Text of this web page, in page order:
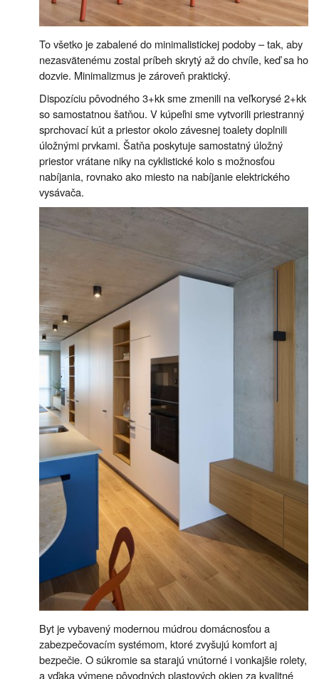
To všetko je zabalené do minimalistickej podoby – tak, aby
nezasvätenému zostal príbeh skrytý až do chvíle, keď sa ho
dozvie. Minimalizmus je zároveň praktický.
Dispozíciu pôvodného 3+kk sme zmenili na veľkorysé 2+kk
so samostatnou šatňou. V kúpeľni sme vytvorili priestranný
sprchovací kút a priestor okolo závesnej toalety doplnili
úložnými prvkami. Šatňa poskytuje samostatný úložný
priestor vrátane niky na cyklistické kolo s možnosťou
nabíjania, rovnako ako miesto na nabíjanie elektrického
vysávača.
Byt je vybavený modernou múdrou domácnosťou a
zabezpečovacím systémom, ktoré zvyšujú komfort aj
bezpečie. O súkromie sa starajú vnútorné i vonkajšie rolety,
a vďaka výmene pôvodných plastových okien za kvalitné